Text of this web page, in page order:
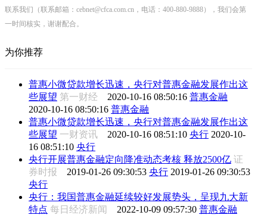
联系我们（联系邮箱：cebnet@cfca.com.cn，电话：400-880-9888），我们会第
一时间核实，谢谢配合。
为你推荐
普惠小微贷款增长迅速，央行对普惠金融发展作出这
些展望 第一财经 2020-10-16 08:50:16 普惠金融
2020-10-16 08:50:16 普惠金融
普惠小微贷款增长迅速，央行对普惠金融发展作出这
些展望 一财资讯 2020-10-16 08:51:10 央行 2020-10-
16 08:51:10 央行
央行开展普惠金融定向降准动态考核 释放2500亿 证
券时报 2019-01-26 09:30:53 央行 2019-01-26 09:30:53
央行
央行：我国普惠金融延续较好发展势头，呈现九大新
特点 每日经济新闻 2022-10-09 09:57:30 普惠金融